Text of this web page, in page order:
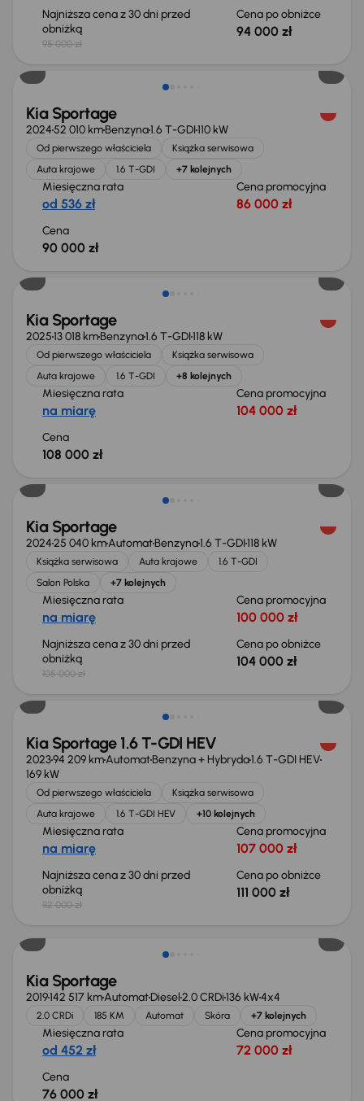
Najniższa cena z 30 dni przed
obniżką
95 000 zł
Cena po obniżce
94 000 zł
Świeżo skupione
Kia Sportage
202452 010 kmBenzyna1.6 T-GDI110 kW
Od pierwszego właściciela
Książka serwisowa
Auta krajowe
1.6 T-GDI +7 kolejnych
Miesięczna rata
od 536 zł
Cena promocyjna
86 000 zł
Cena
90 000 zł
Kia Sportage
202513 018 kmBenzyna1.6 T-GDI118 kW
Od pierwszego właściciela
Książka serwisowa
Auta krajowe
1.6 T-GDI +8 kolejnych
Miesięczna rata
na miarę
Cena promocyjna
104 000 zł
Cena
108 000 zł
Taniej o 1 000 zł
Kia Sportage
202425 040 kmAutomatBenzyna1.6 T-GDI118 kW
Książka serwisowa Auta krajowe
1.6 T-GDI
Salon Polska
+7 kolejnych
Miesięczna rata
na miarę
Cena promocyjna
100 000 zł
Najniższa cena z 30 dni przed
obniżką
105 000 zł
Cena po obniżce
104 000 zł
Taniej o 1 000 zł
Kia Sportage 1.6 T-GDI HEV
202394 209 kmAutomatBenzyna + Hybryda1.6 T-GDI HEV
169 kW
Od pierwszego właściciela
Książka serwisowa
Auta krajowe
1.6 T-GDI HEV +10 kolejnych
Miesięczna rata
na miarę
Cena promocyjna
107 000 zł
Najniższa cena z 30 dni przed
obniżką
112 000 zł
Cena po obniżce
111 000 zł
Kia Sportage
2019142 517 kmAutomatDiesel2.0 CRDi136 kW4x4
2.0 CRDi 185 KM Automat Skóra +7 kolejnych
Miesięczna rata
od 452 zł
Cena promocyjna
72 000 zł
Cena
76 000 zł